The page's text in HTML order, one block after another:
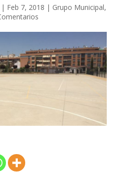
| Feb 7, 2018 | Grupo Municipal,